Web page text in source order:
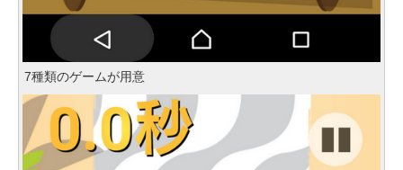
7種類のゲームが用意